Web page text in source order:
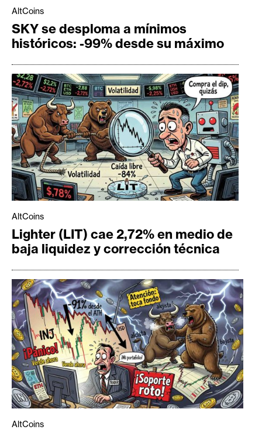
AltCoins
SKY se desploma a mínimos
históricos: -99% desde su máximo
AltCoins
Lighter (LIT) cae 2,72% en medio de
baja liquidez y corrección técnica
AltCoins